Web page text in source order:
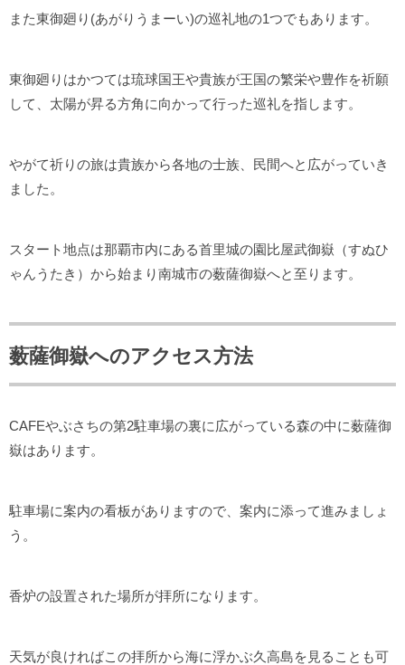
また東御廻り(あがりうまーい)の巡礼地の1つでもあります。
東御廻りはかつては琉球国王や貴族が王国の繁栄や豊作を祈願
して、太陽が昇る方角に向かって行った巡礼を指します。
やがて祈りの旅は貴族から各地の士族、民間へと広がっていき
ました。
スタート地点は那覇市内にある首里城の園比屋武御嶽（すぬひ
ゃんうたき）から始まり南城市の薮薩御嶽へと至ります。
薮薩御嶽へのアクセス方法
CAFEやぶさちの第2駐車場の裏に広がっている森の中に薮薩御
嶽はあります。
駐車場に案内の看板がありますので、案内に添って進みましょ
う。
香炉の設置された場所が拝所になります。
天気が良ければこの拝所から海に浮かぶ久高島を見ることも可